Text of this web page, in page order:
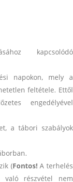
kapcsolódó
napokon, mely a
feltétele. Ettől
engedélyével
a tábori szabályok
(Fontos! A terhelés
való részvétel nem